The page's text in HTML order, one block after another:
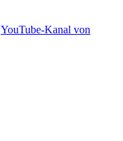
YouTube-Kanal von